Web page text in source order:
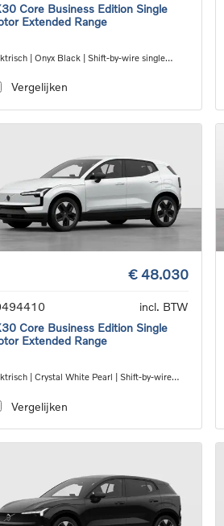
Core Business Edition Single
Extended Range
| Onyx Black | Shift-by-wire single
Vergelijken
€ 48.030
incl. BTW
Core Business Edition Single
Extended Range
| Crystal White Pearl | Shift-by-wire
Vergelijken